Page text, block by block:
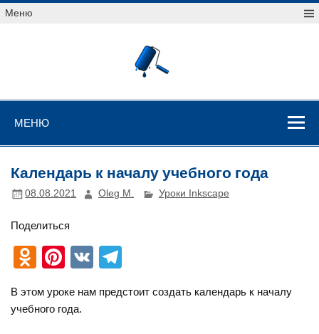
Перейти
Меню
графики
МЕНЮ
Календарь к началу учебного года
08.08.2021 Oleg M. Уроки Inkscape
Поделиться
O
n
Pi
er
V
e
В этом уроке нам предстоит создать календарь к началу
учебного года.